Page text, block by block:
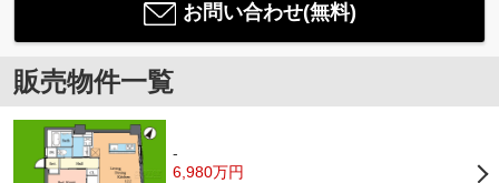
お問い合わせ(無料)
販売物件一覧
-
6,980万円